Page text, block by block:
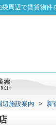
周辺で賃貸物件
辺施設案内 > 新